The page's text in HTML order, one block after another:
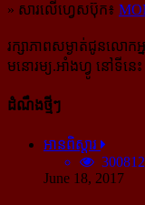
» សារលើហ្វេសប៊ុក៖
រក្សាភាពសម្ងាត់ជូនលោក
មនោរម្យ.អាំងហ្វូ នៅទីនេ
ដំណឹងថ្មីៗ
អានពិស្ដារ
300812
June 18, 2017